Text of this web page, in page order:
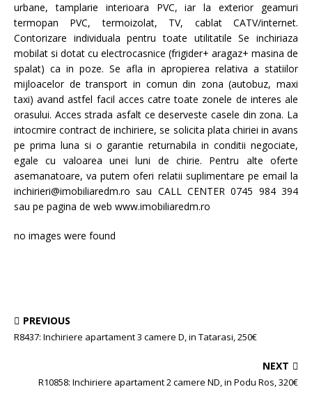
urbane, tamplarie interioara PVC, iar la exterior geamuri
termopan PVC, termoizolat, TV, cablat CATV/internet.
Contorizare individuala pentru toate utilitatile Se inchiriaza
mobilat si dotat cu electrocasnice (frigider+ aragaz+ masina de
spalat) ca in poze. Se afla in apropierea relativa a statiilor
mijloacelor de transport in comun din zona (autobuz, maxi
taxi) avand astfel facil acces catre toate zonele de interes ale
orasului. Acces strada asfalt ce deserveste casele din zona. La
intocmire contract de inchiriere, se solicita plata chiriei in avans
pe prima luna si o garantie returnabila in conditii negociate,
egale cu valoarea unei luni de chirie. Pentru alte oferte
asemanatoare, va putem oferi relatii suplimentare pe email la
inchirieri@imobiliaredm.ro sau CALL CENTER 0745 984 394
sau pe pagina de web www.imobiliaredm.ro
no images were found
PREVIOUS
R8437: Inchiriere apartament 3 camere D, in Tatarasi, 250€
NEXT
R10858: Inchiriere apartament 2 camere ND, in Podu Ros, 320€